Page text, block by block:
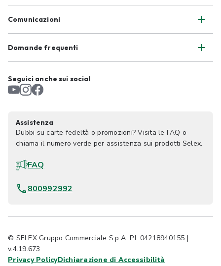
Comunicazioni
Domande frequenti
Seguici anche sui social
Assistenza
Dubbi su carte fedeltà o promozioni? Visita le FAQ o
chiama il numero verde per assistenza sui prodotti Selex.
FAQ
800992992
© SELEX Gruppo Commerciale S.p.A. P.I. 04218940155 |
v.4.19.673
Privacy PolicyDichiarazione di Accessibilità